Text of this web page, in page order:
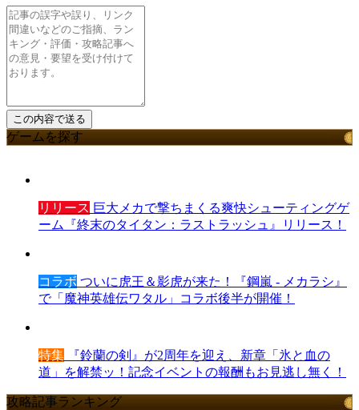
ゲームを探す
リリース 巨大メカで撃ちまくる爽快シューティングゲ
ーム『終末のタイタン：ラストラッシュ』リリース！
コラボ ついに虎王＆影虎が来た！『鋼嵐 - メカラシ』
で「魔神英雄伝ワタル」コラボ後半が開催！
特集 『鈴蘭の剣』が2周年を迎え、新章「氷と血の
道」を解禁ッ！記念イベントの報酬もお見逃し無く！
攻略記事ランキング